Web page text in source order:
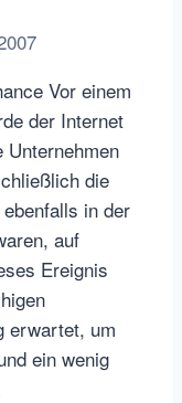
Vor einem
der Internet
Unternehmen
die
in der
auf
Ereignis
erwartet, um
ein wenig